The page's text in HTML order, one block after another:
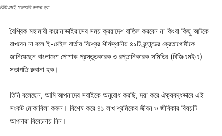
বিজিএমই সভাপতি রুবানা হক
বৈশ্বিক মহামারী করোনাভাইরাসের সময় ক্রয়াদেশ বাতিল করবেন না কিংবা কিছু আটকে
রাখবেন না বলে ই-মেইল বার্তায় বিশ্বের শীর্ষস্থানীয় ৪১টি ব্র্যান্ডের ক্রেতাগোষ্ঠীকে
জানিয়েছেন বাংলাদেশ পোশাক প্রস্তুতকারক ও রপ্তানিকারক সমিতির (বিজিএমইএ)
সভাপতি রুবানা হক।
তিনি বলেছেন, আমি আপনাদের সবাইকে অনুরোধ করছি, দয়া করে ঐক্যবদ্ধভাবে এই
সংকট মোকাবিলা করুন। বিশেষ করে ৪১ লাখ শ্রমিকের জীবন ও জীবিকার বিষয়টি
আপনারা বিবেচনায় নিন।